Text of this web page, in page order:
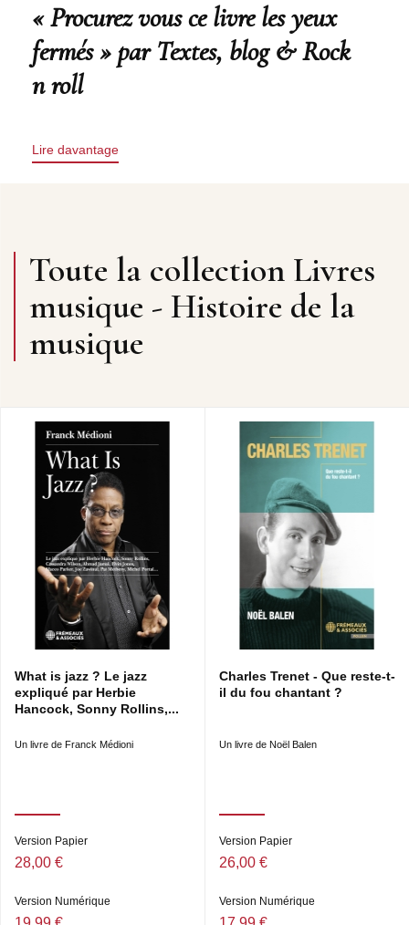
« Procurez vous ce livre les yeux
fermés » par Textes, blog & Rock
n roll
Lire davantage
Toute la collection Livres
musique - Histoire de la
musique
What is jazz ? Le jazz
expliqué par Herbie
Hancock, Sonny Rollins,...
Un livre de Franck Médioni
Version Papier
28,00 €
Version Numérique
Charles Trenet - Que reste-t-
il du fou chantant ?
Un livre de Noël Balen
Version Papier
26,00 €
Version Numérique